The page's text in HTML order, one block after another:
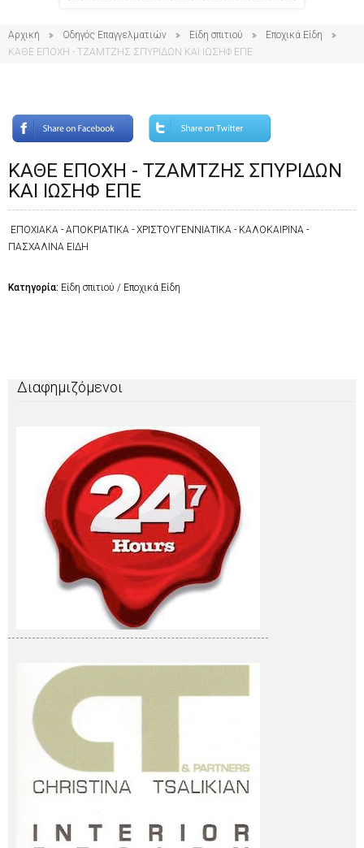
Αρχική Οδηγός Επαγγελματιών Είδη σπιτιού
Εποχικά Είδη
ΚΑΘΕ ΕΠΟΧΗ - ΤΖΑΜΤΖΗΣ ΣΠΥΡΙΔΩΝ ΚΑΙ ΙΩΣΗΦ ΕΠΕ
ΚΑΘΕ ΕΠΟΧΗ - ΤΖΑΜΤΖΗΣ ΣΠΥΡΙΔΩΝ
ΚΑΙ ΙΩΣΗΦ ΕΠΕ
ΕΠΟΧΙΑΚΑ - ΑΠΟΚΡΙΑΤΙΚΑ - ΧΡΙΣΤΟΥΓΕΝΝΙΑΤΙΚΑ - ΚΑΛΟΚΑΙΡΙΝΑ -
ΠΑΣΧΑΛΙΝΑ ΕΙΔΗ
Κατηγορία: Είδη σπιτιού / Εποχικά Είδη
Διαφημιζόμενοι